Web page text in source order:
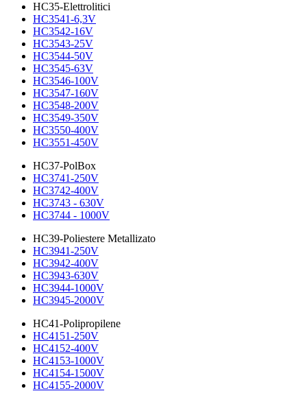
HC35-Elettrolitici
HC3541-6,3V
HC3542-16V
HC3543-25V
HC3544-50V
HC3545-63V
HC3546-100V
HC3547-160V
HC3548-200V
HC3549-350V
HC3550-400V
HC3551-450V
HC37-PolBox
HC3741-250V
HC3742-400V
HC3743 - 630V
HC3744 - 1000V
HC39-Poliestere Metallizato
HC3941-250V
HC3942-400V
HC3943-630V
HC3944-1000V
HC3945-2000V
HC41-Polipropilene
HC4151-250V
HC4152-400V
HC4153-1000V
HC4154-1500V
HC4155-2000V